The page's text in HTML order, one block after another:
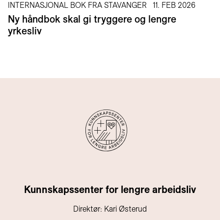
INTERNASJONAL BOK FRA STAVANGER 11. FEB 2026
Ny håndbok skal gi tryggere og lengre
yrkesliv
Kunnskapssenter for lengre arbeidsliv
Direktør: Kari Østerud